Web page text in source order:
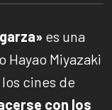
es una
Hayao Miyazaki
cines de
con los